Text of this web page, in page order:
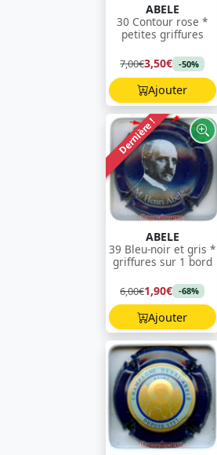
ABELE
30 Contour rose *
petites griffures
7,00€3,50€ -50%
Ajouter
Dernière !
ABELE
39 Bleu-noir et gris *
griffures sur 1 bord
6,00€1,90€ -68%
Ajouter